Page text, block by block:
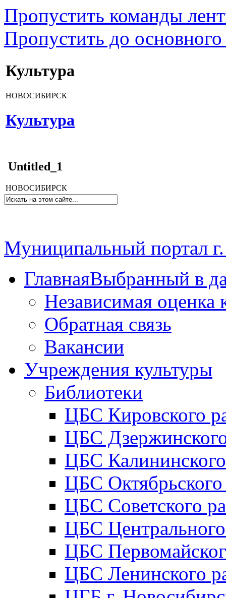
Пропустить команды
Пропустить до основного
Культура
НОВОСИБИРСК
Культура
Untitled_1
НОВОСИБИРСК
Муниципальный портал
ГлавнаяВыбранный в
Независимая оценка
Обратная связь
Вакансии
Учреждения культуры
Библиотеки
ЦБС Кировского
ЦБС
ЦБС
ЦБС
ЦБС Советского
ЦБС
ЦБС
ЦБС Ленинского